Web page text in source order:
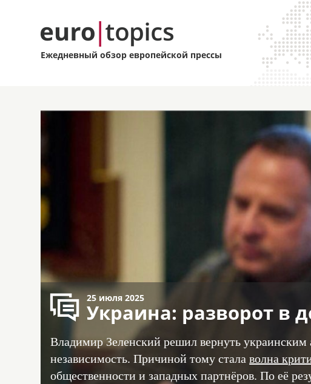
Ежедневный обзор европейской прессы
25 июля 2025
Украина: разворот в
Владимир Зеленский решил вернуть
независимость. Причиной тому сталаволна
общественности и западных партнёров. По её